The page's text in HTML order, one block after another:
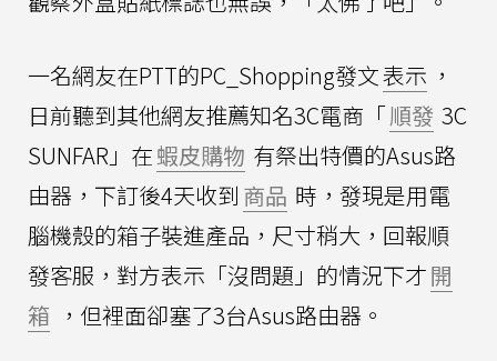
一名網友在PTT的PC_Shopping發文表示 ，
日前聽到其他網友推薦知名3C電商「順發 3C
SUNFAR」在蝦皮購物 有祭出特價的Asus路
由器，下訂後4天收到 商品 時，發現是用電
腦機殼的箱子裝進產品，尺寸稍大，回報順
發客服，對方表示「沒問題」的情況下才開
箱 ，但裡面卻塞了3台Asus路由器。